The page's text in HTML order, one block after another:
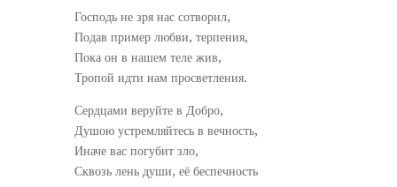
Господь не зря нас сотворил,
Подав пример любви, терпения,
Пока он в нашем теле жив,
Тропой идти нам просветления.
Сердцами веруйте в Добро,
Душою устремляйтесь в вечность,
Иначе вас погубит зло,
Сквозь лень души, её беспечность